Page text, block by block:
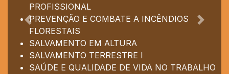
Anterior
PROFISSIONAL
PREVENÇÃO E COMBATE A INCÊNDIOS
FLORESTAIS
SALVAMENTO EM ALTURA
SALVAMENTO TERRESTRE I
SAÚDE E QUALIDADE DE VIDA NO TRABALHO